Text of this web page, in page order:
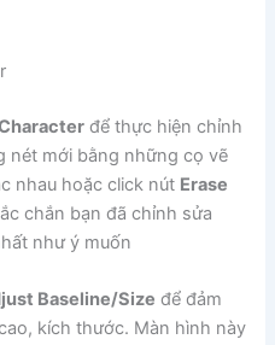
để thực hiện chỉnh
nét mới bằng những cọ vẽ
nhau hoặc click nút Erase
chắn bạn đã chỉnh sửa
như ý muốn
Baseline/Size để đảm
kích thước. Màn hình này